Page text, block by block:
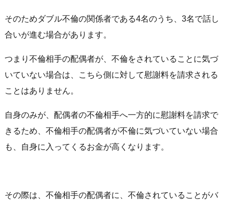
そのためダブル不倫の関係者である4名のうち、3名で話し
合いが進む場合があります。
つまり不倫相手の配偶者が、不倫をされていることに気づ
いていない場合は、こちら側に対して慰謝料を請求される
ことはありません。
自身のみが、配偶者の不倫相手へ一方的に慰謝料を請求で
きるため、不倫相手の配偶者が不倫に気づいていない場合
も、自身に入ってくるお金が高くなります。
その際は、不倫相手の配偶者に、不倫されていることがバ